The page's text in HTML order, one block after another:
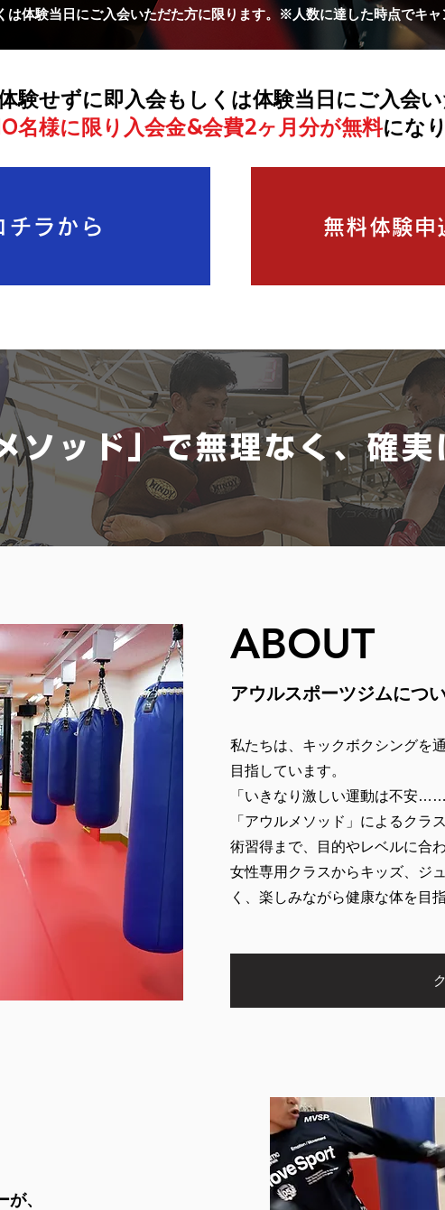
体験当日にご入会いただた方に限ります。※人数に達した時点でキャ
験せずに即入会もしくは体験当日にご入会い
名様に限り入会金&会費2ヶ月分が無料にな
チラから 無料体験申
ソッド」で無理なく、確
ABOUT
アウルスポーツジムにつ
私たちは、キックボクシングを
目指しています。
「いきなり激しい運動は不安
「アウルメソッド」によるクラ
術習得まで、目的やレベルに合
女性専用クラスからキッズ、ジ
く、楽しみながら健康な体を目
、